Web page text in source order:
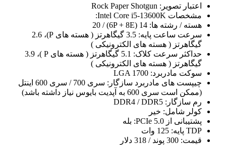
اعتبار تصویر: Rock Paper Shotgun
مشخصات Intel Core i5-13600K:
هسته / رشته ها: 14 (6P + 8E) / 20
سرعت ساعت پایه: 3.5 گیگاهرتز ( هسته های P)، 2.6
گیگاهرتز ( هسته های الکترونیکی )
حداکثر سرعت کلاک: 5.1 گیگاهرتز ( هسته های P )، 3.9
گیگاهرتز ( هسته های الکترونیکی )
سوکت مادربرد: LGA 1700
چیپست های مادربرد سازگار: سری 700 / سری 600 اینتل
(ممکن است سری 600 به آپدیت بایوس نیاز داشته باشد)
رم سازگار: DDR4 / DDR5
کولر شامل: خیر
پشتیبانی از PCIe 5.0: بله
TDP پایه: 125 وات
قیمت: 300 پوند / 318 دلار